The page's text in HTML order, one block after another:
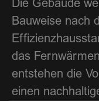
Die Gebäude
Bauweise nach
das
entstehen die
einen